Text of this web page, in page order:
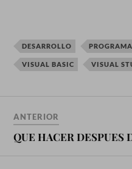
DESARROLLO
VISUAL BASIC VISUAL
ANTERIOR
QUE HACER DESPUES